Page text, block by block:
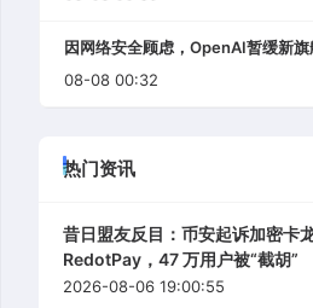
因网络安全顾虑，OpenAI暂缓新
08-08 00:32
热门资讯
昔日盟友反目：币安起诉加密卡
RedotPay，47 万用户被“截胡”
2026-08-06 19:00:55